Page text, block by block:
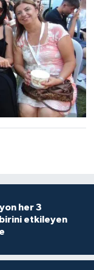
her 3
etkileyen